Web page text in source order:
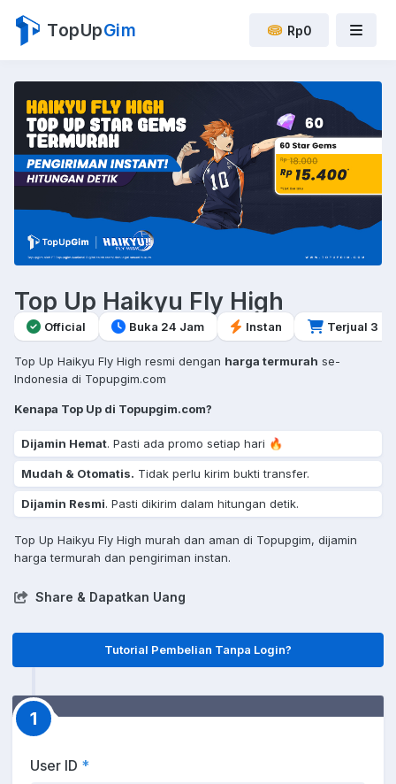
TopUpGim Rp0
Top Up Haikyu Fly High
Official Buka 24 Jam Instan Terjual 3
Top Up Haikyu Fly High resmi dengan harga termurah se-
Indonesia di Topupgim.com
Kenapa Top Up di Topupgim.com?
Dijamin Hemat. Pasti ada promo setiap hari 🔥
Mudah & Otomatis. Tidak perlu kirim bukti transfer.
Dijamin Resmi. Pasti dikirim dalam hitungan detik.
Top Up Haikyu Fly High murah dan aman di Topupgim, dijamin
harga termurah dan pengiriman instan.
Share & Dapatkan Uang
Tutorial Pembelian Tanpa Login?
1
User ID *